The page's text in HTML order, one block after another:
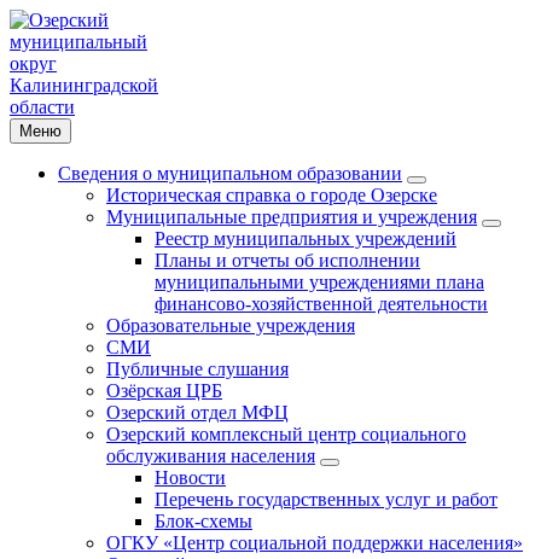
Меню
Сведения о муниципальном образовании
Историческая справка о городе Озерске
Муниципальные предприятия и учреждения
Реестр муниципальных учреждений
Планы и отчеты об исполнении
муниципальными учреждениями плана
финансово-хозяйственной деятельности
Образовательные учреждения
СМИ
Публичные слушания
Озёрская ЦРБ
Озерский отдел МФЦ
Озерский комплексный центр социального
обслуживания населения
Новости
Перечень государственных услуг и работ
Блок-схемы
ОГКУ «Центр социальной поддержки населения»